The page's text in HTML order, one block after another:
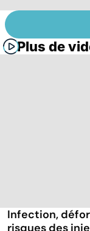
Plus de
Infection,